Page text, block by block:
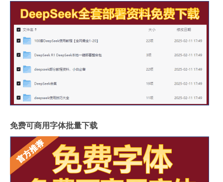
免费可商用字体批量下载